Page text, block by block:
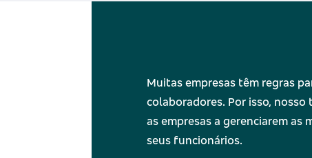
Muitas empresas têm regras
colaboradores. Por isso, nosso
as empresas a gerenciarem
seus funcionários.